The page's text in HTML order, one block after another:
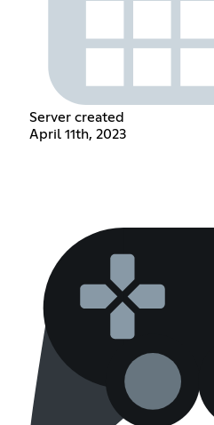
Server created
April 11th, 2023